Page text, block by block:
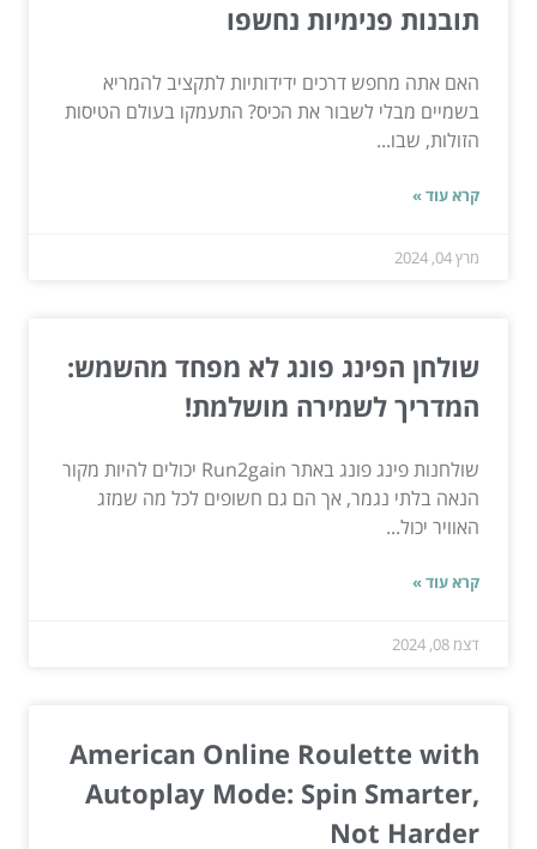
תובנות פנימיות נחשפו
האם אתה מחפש דרכים ידידותיות לתקציב להמריא
בשמיים מבלי לשבור את הכיס? התעמקו בעולם הטיסות
הזולות, שבו...
קרא עוד »
מרץ 04, 2024
שולחן הפינג פונג לא מפחד מהשמש:
המדריך לשמירה מושלמת!
שולחנות פינג פונג באתר Run2gain יכולים להיות מקור
הנאה בלתי נגמר, אך הם גם חשופים לכל מה שמזג
האוויר יכול...
קרא עוד »
דצמ 08, 2024
American Online Roulette with
Autoplay Mode: Spin Smarter,
Not Harder